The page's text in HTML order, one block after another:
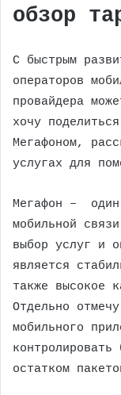
обзор
С быстрым
операторов
провайдера
хочу
Мегафоном,
услугах для
Мегафон – один
мобильной
выбор услуг и
является
также высокое
Отдельно
мобильного
остатком